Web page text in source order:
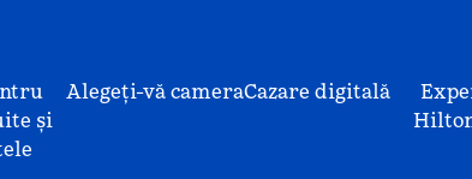
și
Alegeți-vă cameraCazare digitală